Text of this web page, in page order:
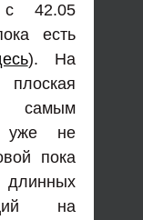
42.05
есть
). На
уже не
пока
на